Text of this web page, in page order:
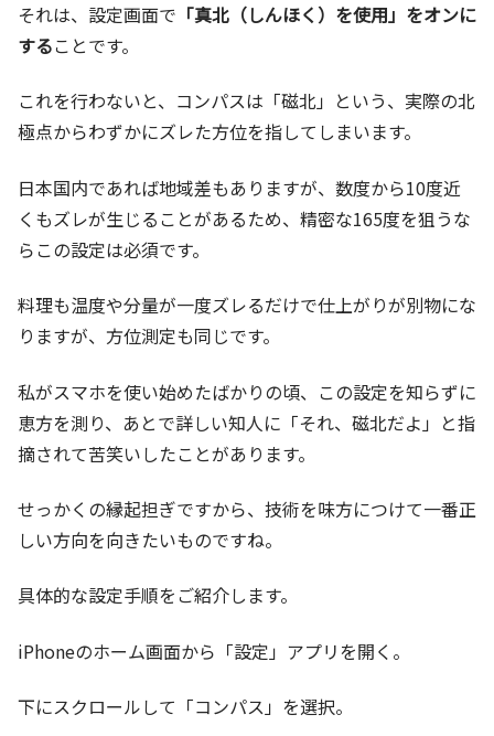
それは、設定画面で 「真北（しんほく）を使用」をオンに
することです。
これを行わないと、コンパスは「磁北」という、実際の北
極点からわずかにズレた方位を指してしまいます。
日本国内であれば地域差もありますが、数度から10度近
くもズレが生じることがあるため、精密な165度を狙うな
らこの設定は必須です。
料理も温度や分量が一度ズレるだけで仕上がりが別物にな
りますが、方位測定も同じです。
私がスマホを使い始めたばかりの頃、この設定を知らずに
恵方を測り、あとで詳しい知人に「それ、磁北だよ」と指
摘されて苦笑いしたことがあります。
せっかくの縁起担ぎですから、技術を味方につけて一番正
しい方向を向きたいものですね。
具体的な設定手順をご紹介します。
iPhoneのホーム画面から「設定」アプリを開く。
下にスクロールして「コンパス」を選択。